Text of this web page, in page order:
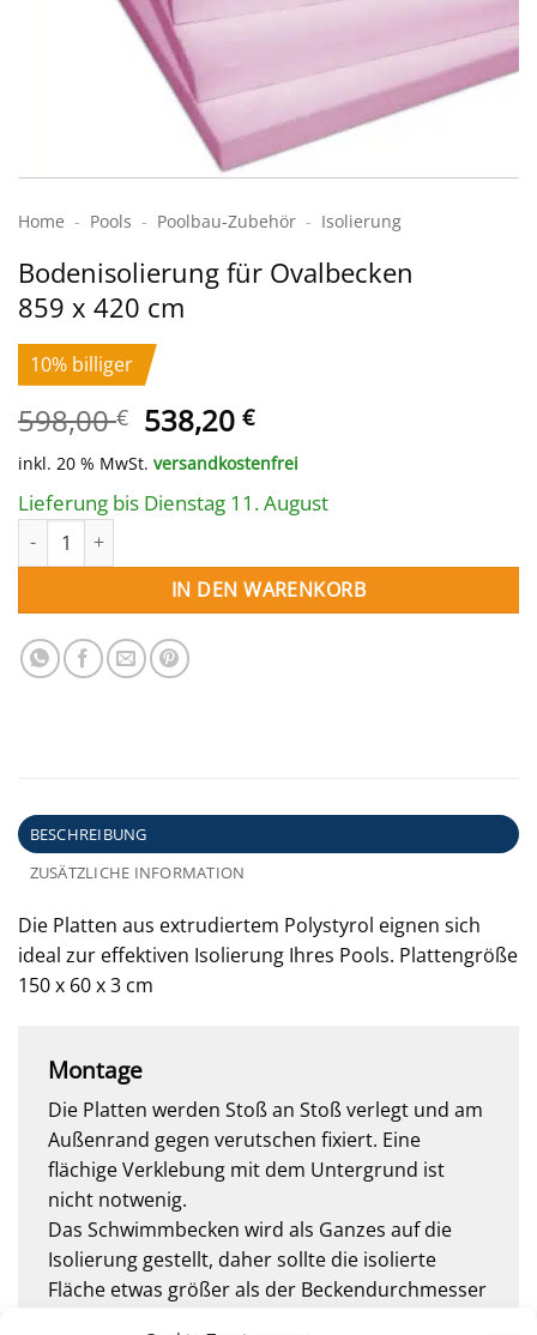
Home - Pools - Poolbau-Zubehör - Isolierung
Bodenisolierung für Ovalbecken
859 x 420 cm
10% billiger
598,00€ Ursprünglicher
Preis
war:
598,00 €
538,20€Aktueller
Preis
ist:
538,20 €.
inkl. 20 % MwSt. versandkostenfrei
Lieferung bis Dienstag 11. August
Bodenisolierung für Ovalbecken 859 x 420 cm Menge
IN DEN WARENKORB
BESCHREIBUNG
ZUSÄTZLICHE INFORMATION
Die Platten aus extrudiertem Polystyrol eignen sich
ideal zur effektiven Isolierung Ihres Pools. Plattengröße
150 x 60 x 3 cm
Montage
Die Platten werden Stoß an Stoß verlegt und am
Außenrand gegen verutschen fixiert. Eine
flächige Verklebung mit dem Untergrund ist
nicht notwenig.
Das Schwimmbecken wird als Ganzes auf die
Isolierung gestellt, daher sollte die isolierte
Fläche etwas größer als der Beckendurchmesser